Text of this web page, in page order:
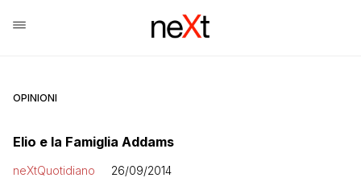
OPINIONI
Elio e la Famiglia Addams
neXtQuotidiano 26/09/2014